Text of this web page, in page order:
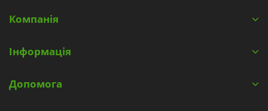
Компанія
Інформація
Допомога